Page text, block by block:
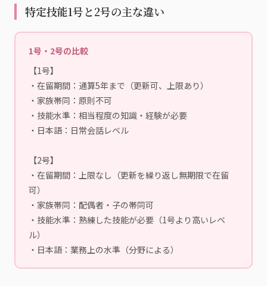
特定技能1号と2号の主な違い
1号・2号の比較
【1号】
・在留期間：通算5年まで（更新可、上限あり）
・家族帯同：原則不可
・技能水準：相当程度の知識・経験が必要
・日本語：日常会話レベル
【2号】
・在留期間：上限なし（更新を繰り返し無期限で在留
可）
・家族帯同：配偶者・子の帯同可
・技能水準：熟練した技能が必要（1号より高いレベ
ル）
・日本語：業務上の水準（分野による）